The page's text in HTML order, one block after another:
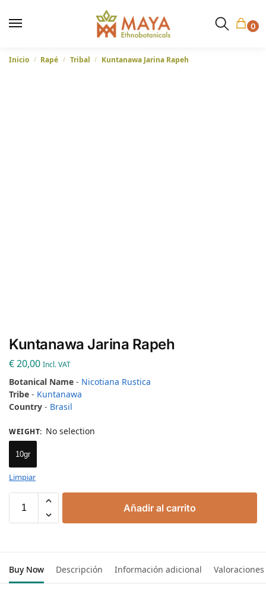
0
Inicio / Rapé / Tribal / Kuntanawa Jarina Rapeh
Kuntanawa Jarina Rapeh
€20,00 Incl. VAT
Botanical Name - Nicotiana Rustica
Tribe - Kuntanawa
Country - Brasil
WEIGHT: No selection
10gr
Limpiar
Añadir al carrito
Buy Now Descripción Información adicional Valoraciones